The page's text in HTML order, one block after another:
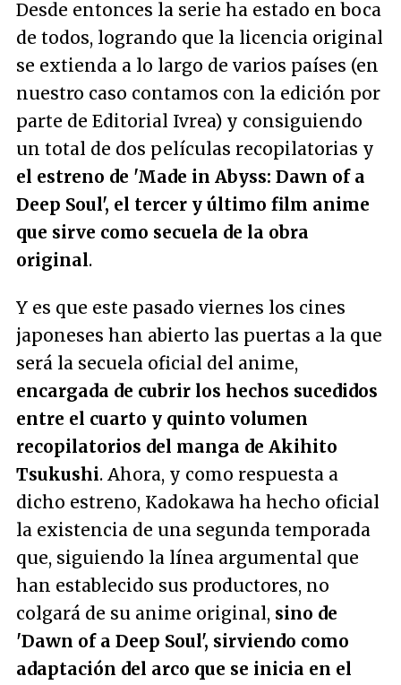
Desde entonces la serie ha estado en boca
de todos, logrando que la licencia original
se extienda a lo largo de varios países (en
nuestro caso contamos con la edición por
parte de Editorial Ivrea) y consiguiendo
un total de dos películas recopilatorias y
el estreno de 'Made in Abyss: Dawn of a
Deep Soul', el tercer y último film anime
que sirve como secuela de la obra
original.
Y es que este pasado viernes los cines
japoneses han abierto las puertas a la que
será la secuela oficial del anime,
encargada de cubrir los hechos sucedidos
entre el cuarto y quinto volumen
recopilatorios del manga de Akihito
Tsukushi. Ahora, y como respuesta a
dicho estreno, Kadokawa ha hecho oficial
la existencia de una segunda temporada
que, siguiendo la línea argumental que
han establecido sus productores, no
colgará de su anime original, sino de
'Dawn of a Deep Soul', sirviendo como
adaptación del arco que se inicia en el